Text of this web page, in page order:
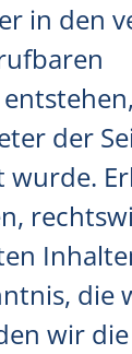
in den
der
die
wir die